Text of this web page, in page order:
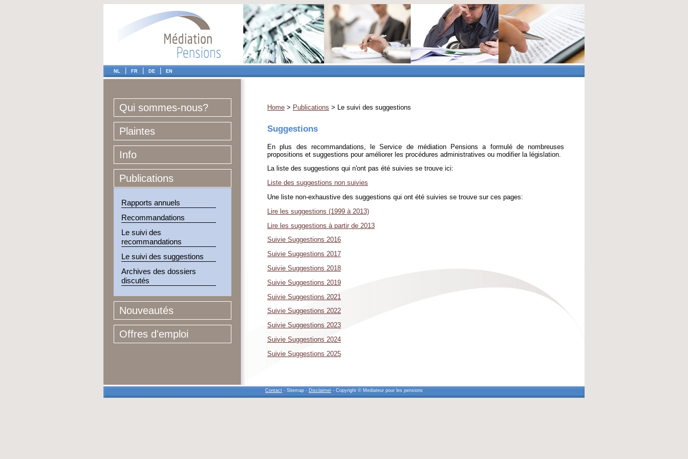
NL FR DE EN
Qui sommes-nous?
Plaintes
Info
Publications
Rapports annuels
Recommandations
Le suivi des
recommandations
Le suivi des suggestions
Archives des dossiers
discutés
Nouveautés
Offres d'emploi
Home > Publications > Le suivi des suggestions
Suggestions
En plus des recommandations, le Service de médiation Pensions a formulé de nombreuses
propositions et suggestions pour améliorer les procédures administratives ou modifier la législation.
La liste des suggestions qui n'ont pas été suivies se trouve ici:
Liste des suggestions non suivies
Une liste non-exhaustive des suggestions qui ont été suivies se trouve sur ces pages:
Lire les suggestions (1999 à 2013)
Lire les suggestions à partir de 2013
Suivie Suggestions 2016
Suivie Suggestions 2017
Suivie Suggestions 2018
Suivie Suggestions 2019
Suivie Suggestions 2021
Suivie Suggestions 2022
Suivie Suggestions 2023
Suivie Suggestions 2024
Suivie Suggestions 2025
Contact - Sitemap - Disclaimer - Copyright © Mediateur pour les pensions